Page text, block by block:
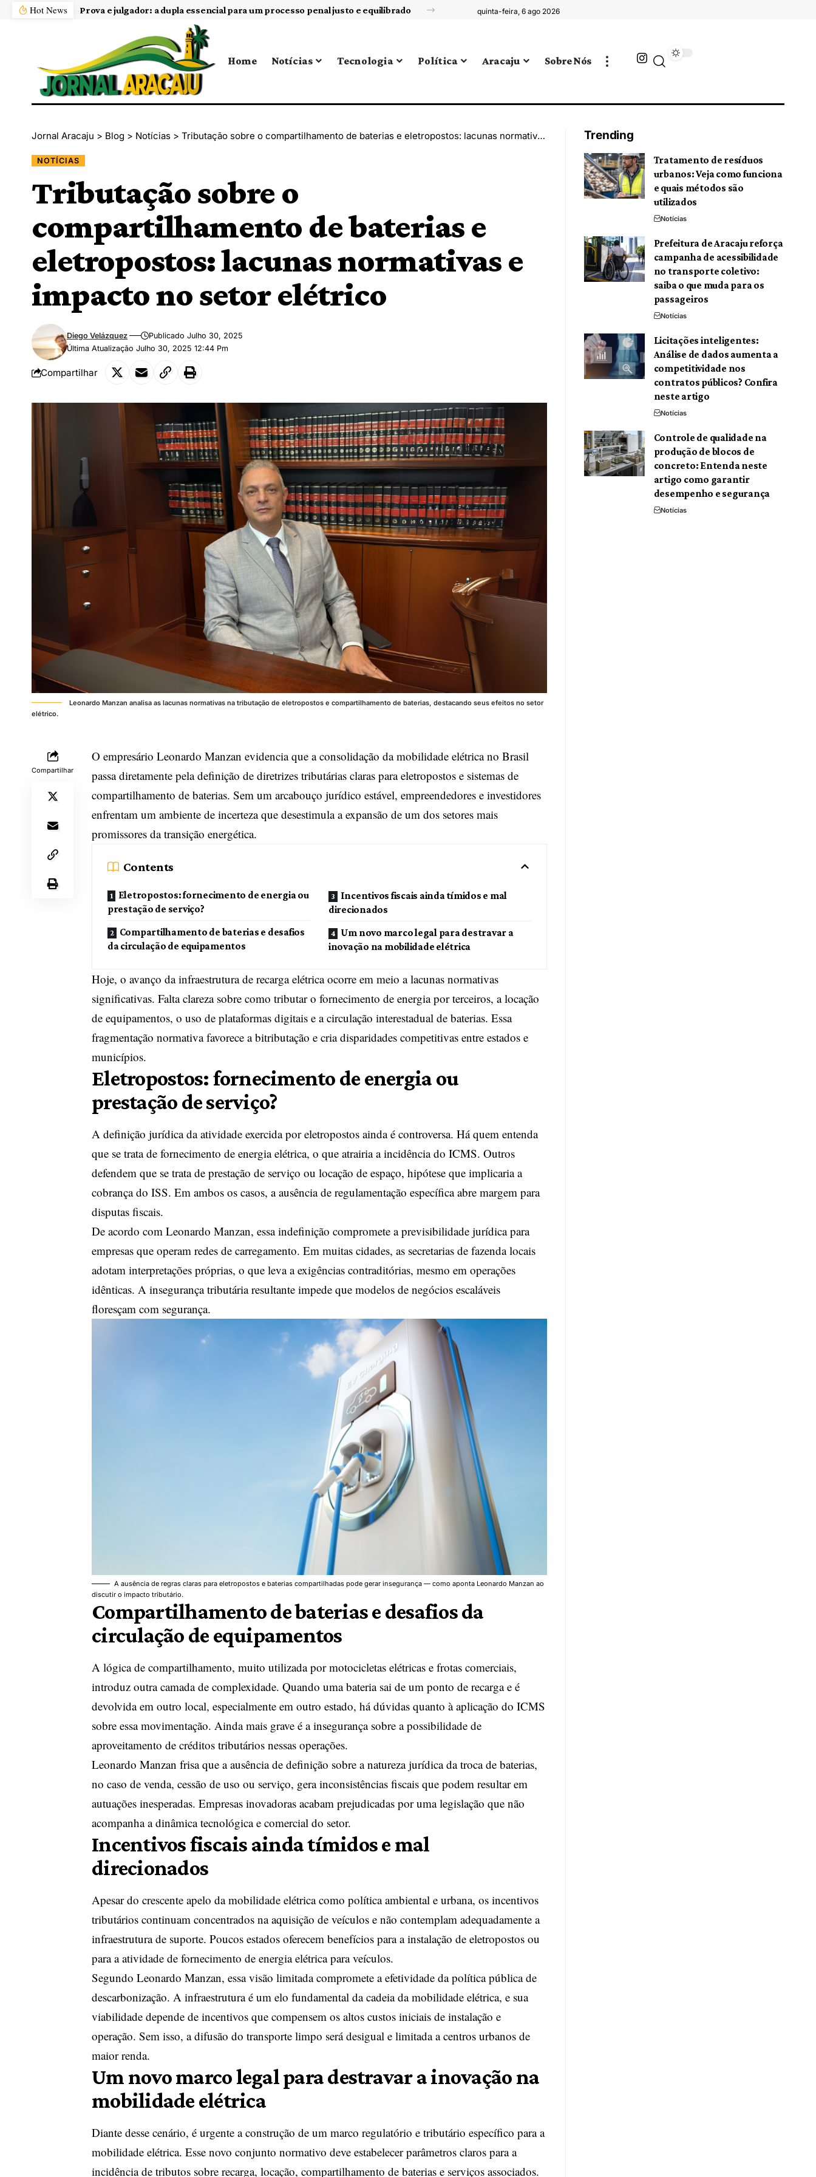
Hot News Competências socioemocionais: a Sigma Educação explora como usar os livros paradidáticos para desenvolvê-las quinta-feira, 6 ago 2026
Home Notícias Tecnologia Política Aracaju Sobre Nós
Jornal Aracaju > Blog > Notícias > Tributação sobre o compartilhamento de baterias e eletropostos: lacunas normativas e impacto no setor elétrico
NOTÍCIAS
Tributação sobre o
compartilhamento de baterias e
eletropostos: lacunas normativas e
impacto no setor elétrico
Última Atualização Julho 30, 2025 12:44 Pm
Diego Velázquez Publicado Julho 30, 2025
Compartilhar
Leonardo Manzan analisa as lacunas normativas na tributação de eletropostos e compartilhamento de baterias, destacando seus efeitos no setor
elétrico.
Compartilhar
O empresário Leonardo Manzan evidencia que a consolidação da mobilidade elétrica no Brasil
passa diretamente pela definição de diretrizes tributárias claras para eletropostos e sistemas de
compartilhamento de baterias. Sem um arcabouço jurídico estável, empreendedores e investidores
enfrentam um ambiente de incerteza que desestimula a expansão de um dos setores mais
promissores da transição energética.
Contents
Eletropostos: fornecimento de energia ou
prestação de serviço?
Compartilhamento de baterias e desafios
da circulação de equipamentos
Incentivos fiscais ainda tímidos e mal
direcionados
Um novo marco legal para destravar a
inovação na mobilidade elétrica
Hoje, o avanço da infraestrutura de recarga elétrica ocorre em meio a lacunas normativas
significativas. Falta clareza sobre como tributar o fornecimento de energia por terceiros, a locação
de equipamentos, o uso de plataformas digitais e a circulação interestadual de baterias. Essa
fragmentação normativa favorece a bitributação e cria disparidades competitivas entre estados e
municípios.
Eletropostos: fornecimento de energia ou
prestação de serviço?
A definição jurídica da atividade exercida por eletropostos ainda é controversa. Há quem entenda
que se trata de fornecimento de energia elétrica, o que atrairia a incidência do ICMS. Outros
defendem que se trata de prestação de serviço ou locação de espaço, hipótese que implicaria a
cobrança do ISS. Em ambos os casos, a ausência de regulamentação específica abre margem para
disputas fiscais.
De acordo com Leonardo Manzan, essa indefinição compromete a previsibilidade jurídica para
empresas que operam redes de carregamento. Em muitas cidades, as secretarias de fazenda locais
adotam interpretações próprias, o que leva a exigências contraditórias, mesmo em operações
idênticas. A insegurança tributária resultante impede que modelos de negócios escaláveis
floresçam com segurança.
A ausência de regras claras para eletropostos e baterias compartilhadas pode gerar insegurança — como aponta Leonardo Manzan ao
discutir o impacto tributário.
Compartilhamento de baterias e desafios da
circulação de equipamentos
A lógica de compartilhamento, muito utilizada por motocicletas elétricas e frotas comerciais,
introduz outra camada de complexidade. Quando uma bateria sai de um ponto de recarga e é
devolvida em outro local, especialmente em outro estado, há dúvidas quanto à aplicação do ICMS
sobre essa movimentação. Ainda mais grave é a insegurança sobre a possibilidade de
aproveitamento de créditos tributários nessas operações.
Leonardo Manzan frisa que a ausência de definição sobre a natureza jurídica da troca de baterias,
no caso de venda, cessão de uso ou serviço, gera inconsistências fiscais que podem resultar em
autuações inesperadas. Empresas inovadoras acabam prejudicadas por uma legislação que não
acompanha a dinâmica tecnológica e comercial do setor.
Incentivos fiscais ainda tímidos e mal
direcionados
Apesar do crescente apelo da mobilidade elétrica como política ambiental e urbana, os incentivos
tributários continuam concentrados na aquisição de veículos e não contemplam adequadamente a
infraestrutura de suporte. Poucos estados oferecem benefícios para a instalação de eletropostos ou
para a atividade de fornecimento de energia elétrica para veículos.
Segundo Leonardo Manzan, essa visão limitada compromete a efetividade da política pública de
descarbonização. A infraestrutura é um elo fundamental da cadeia da mobilidade elétrica, e sua
viabilidade depende de incentivos que compensem os altos custos iniciais de instalação e
operação. Sem isso, a difusão do transporte limpo será desigual e limitada a centros urbanos de
maior renda.
Um novo marco legal para destravar a inovação na
mobilidade elétrica
Diante desse cenário, é urgente a construção de um marco regulatório e tributário específico para a
mobilidade elétrica. Esse novo conjunto normativo deve estabelecer parâmetros claros para a
incidência de tributos sobre recarga, locação, compartilhamento de baterias e serviços associados.
Trending
Tratamento de resíduos
urbanos: Veja como funciona
e quais métodos são
utilizados
Notícias
Prefeitura de Aracaju reforça
campanha de acessibilidade
no transporte coletivo:
saiba o que muda para os
passageiros
Notícias
Licitações inteligentes:
Análise de dados aumenta a
competitividade nos
contratos públicos? Confira
neste artigo
Notícias
Controle de qualidade na
produção de blocos de
concreto: Entenda neste
artigo como garantir
desempenho e segurança
Notícias